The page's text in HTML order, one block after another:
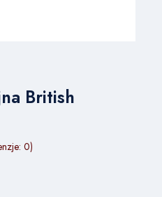
British
0)